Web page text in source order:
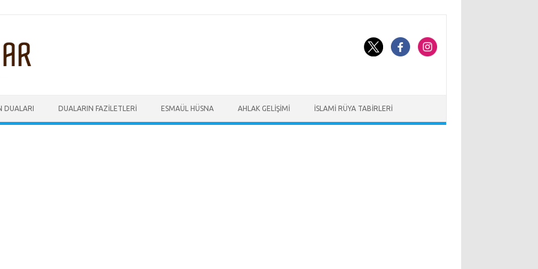
DUALARI DUALARIN FAZILETLERI ESMAÜL HÜSNA AHLAK GELIŞIMI İSLAMI RÜYA TABIRLERI